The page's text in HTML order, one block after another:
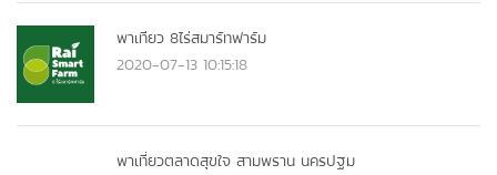
พาเทียว 8ไร่สมาร์ทฟาร์ม
2020-07-13 10:15:18
พาเที่ยวตลาดสุขใจ สามพราน นครปฐม